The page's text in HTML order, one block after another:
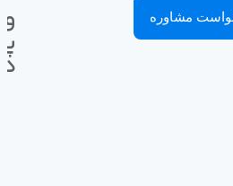
مشاوره